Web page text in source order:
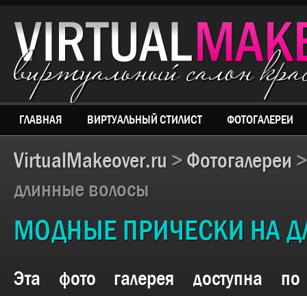
виртуальный салон
ГЛАВНАЯ ВИРТУАЛЬНЫЙ СТИЛИСТ ФОТОГАЛЕРЕИ
VirtualMakeover.ru > Фотогалереи
длинные волосы
МОДНЫЕ ПРИЧЕСКИ НА
Эта фото галерея доступна